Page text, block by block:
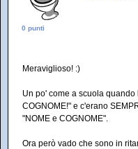
0 punti
Meraviglioso! :)
Un po' come a scuola
COGNOME!" e c'erano
"NOME e COGNOME".
Ora però vado che sono in